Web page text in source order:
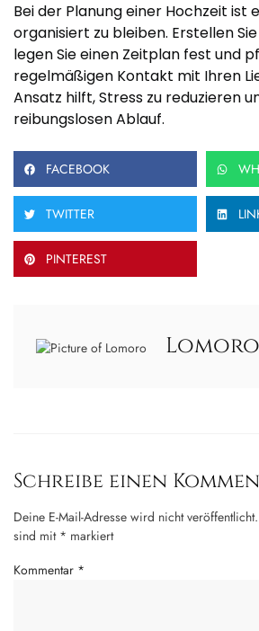
Bei der Planung einer Hochzeit ist
organisiert zu bleiben. Erstellen
legen Sie einen Zeitplan fest und
regelmäßigen Kontakt mit Ihren
Ansatz hilft, Stress zu reduzieren
reibungslosen Ablauf.
FACEBOOK
TWITTER
PINTEREST
Lomoro
Schreibe einen
Deine E-Mail-Adresse wird nicht veröffentlicht.
sind mit * markiert
Kommentar *